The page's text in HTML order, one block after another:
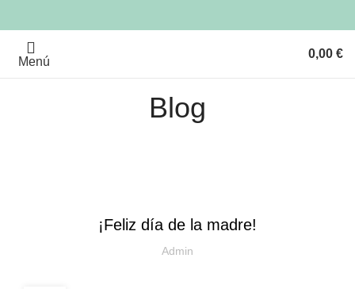
Menú
0,00 €
Blog
¡Feliz día de la madre!
Admin